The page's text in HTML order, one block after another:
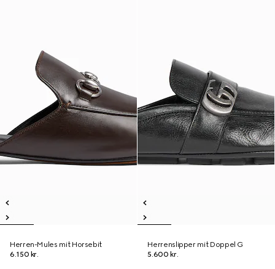
Herren-Mules mit Horsebit
6.150 kr.
Herrenslipper mit Doppel G
5.600 kr.